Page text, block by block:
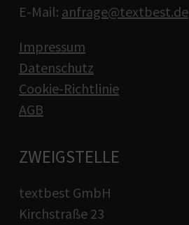
E-Mail: anfrage@textbest.de
Impressum
Datenschutz
Cookie-Richtlinie
AGB
ZWEIGSTELLE
textbest GmbH
Kirchstraße 23